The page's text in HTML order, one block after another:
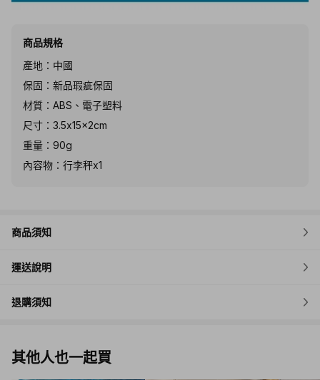
商品規格
產地：中國
保固：新品瑕疵保固
材質：ABS、電子塑料
尺寸：3.5x15x2cm
重量：90g
內容物：行李秤x1
商品須知
運送說明
退購須知
其他人也一起買